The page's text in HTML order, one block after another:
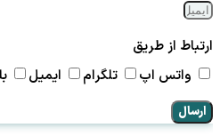
ارتباط از طریق
واتس اپ
تلگرام ایمیل
ارسال